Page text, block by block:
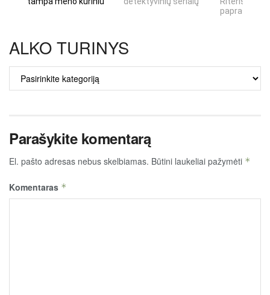
ALKO TURINYS
ALKO
TURINYS
Parašykite komentarą
El. pašto adresas nebus skelbiamas. Būtini laukeliai pažymėti *
Komentaras *